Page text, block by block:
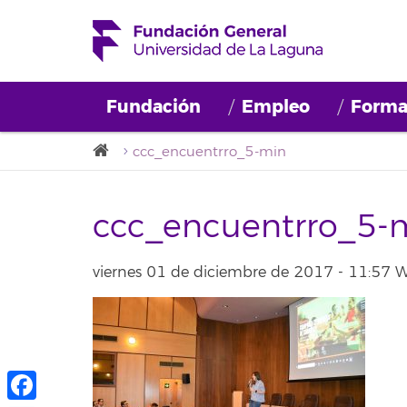
Fundación Empleo
ccc_encuentrro_5-min
ccc_encuentrro_5-
viernes 01 de diciembre de 2017 - 11:57